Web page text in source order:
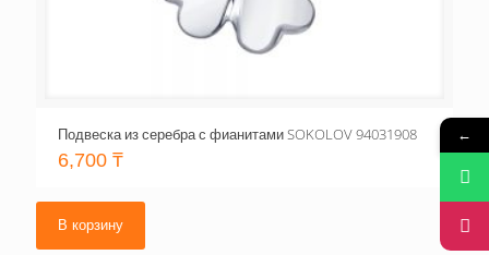
Подвеска из серебра с фианитами SOKOLOV 94031908
6,700 ₸
В корзину
←